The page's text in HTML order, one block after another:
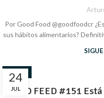
Por Good Food @goodfoodcr
sus hábitos alimentarios?
24
JUL
SALUD
GOOD FEED #151